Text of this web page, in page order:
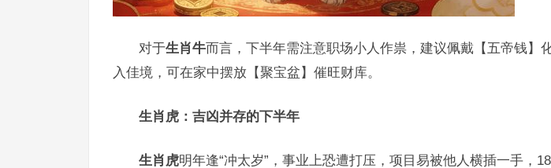
对于生肖牛而言，下半年需注意职场小人作祟，建议佩戴【五帝钱】
入佳境，可在家中摆放【聚宝盆】催旺财库。
生肖虎：吉凶并存的下半年
生肖虎明年逢“冲太岁”，事业上恐遭打压，项目易被他人横插一手，